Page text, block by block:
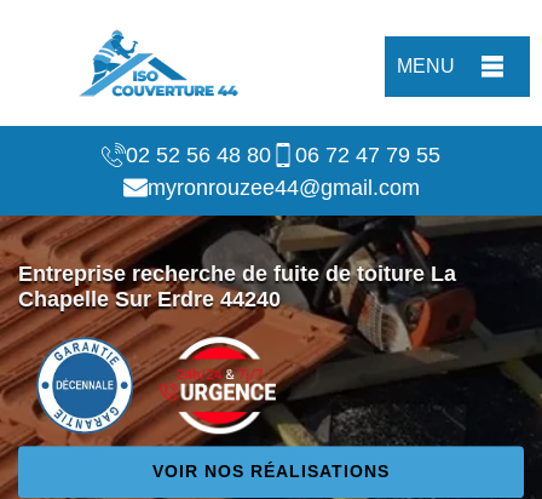
MENU
02 52 56 48 80
06 72 47 79 55
myronrouzee44@gmail.com
Entreprise recherche de fuite de toiture La
Chapelle Sur Erdre 44240
VOIR NOS RÉALISATIONS